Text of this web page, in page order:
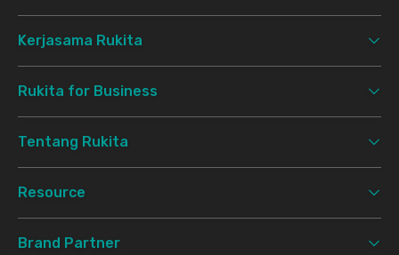
Kerjasama Rukita
Rukita for Business
Tentang Rukita
Resource
Brand Partner